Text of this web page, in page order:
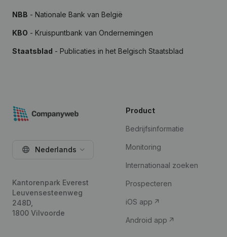
NBB - Nationale Bank van België
KBO - Kruispuntbank van Ondernemingen
Staatsblad - Publicaties in het Belgisch Staatsblad
Nederlands
Kantorenpark Everest
Leuvensesteenweg
248D,
1800 Vilvoorde
Product
Bedrijfsinformatie
Monitoring
Internationaal zoeken
Prospecteren
iOS app
Android app